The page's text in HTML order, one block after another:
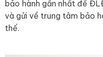
bảo hành gần nhất để
và gửi về trung tâm bảo
thế.